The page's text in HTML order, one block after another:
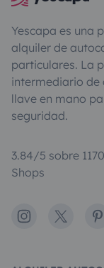
Yescapa es una
alquiler de
particulares. La
intermediario de
llave en mano
seguridad.
3.84/5 sobre
Shops
Instagram
X